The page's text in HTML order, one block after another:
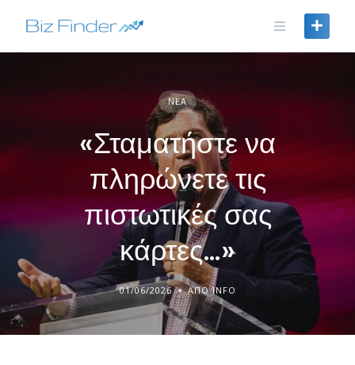
ΝΈΑ
«Σταματήστε να
πληρώνετε τις
πιστωτικές σας
κάρτες…»
01/06/2026 ΑΠΌ INFO